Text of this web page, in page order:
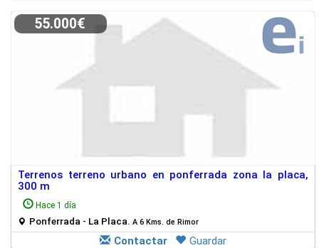
55.000€
Terrenos terreno urbano en ponferrada zona la placa,
300 m
Hace 1 día
Ponferrada - La Placa. A 6 Kms. de Rimor
Contactar Guardar